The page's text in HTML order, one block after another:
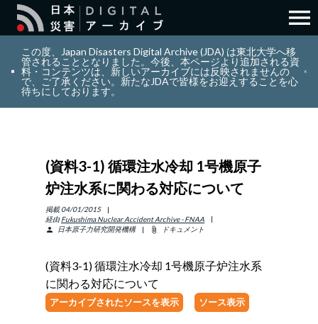
search 検索
layers コレクション
info_outline リソース
ENGLISH 日本語
サインイン
menu
この度、Japan Disasters Digital Archive (JDA) は東北大学へ移
管されることとなりました。今後、本ページより追加される資
料・コンテンツは、新しいアーカイブには反映されませんの
で、ご了承ください。新たなJDAで皆様をお迎えすることを心
待ちにしております。
(資料3-1) 循環注水冷却 1号機原子
炉注水系に関わる対応について
掲載 04/01/2015
経由 Fukushima Nuclear Accident Archive - FNAA
person
日本原子力研究開発機構 attach_file ドキュメント
(資料3-1) 循環注水冷却 1号機原子炉注水系
に関わる対応について
アーカイブされたソースを表示 ソース表示